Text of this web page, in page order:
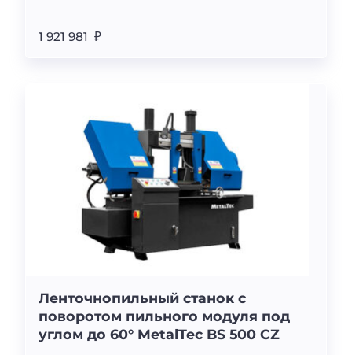
1 921 981 ₽
Ленточнопильный станок c
поворотом пильного модуля под
углом до 60° MetalTec BS 500 CZ